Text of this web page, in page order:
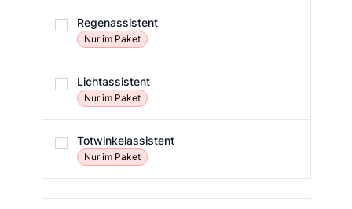
Regenassistent
Nur im Paket
Lichtassistent
Nur im Paket
Totwinkelassistent
Nur im Paket